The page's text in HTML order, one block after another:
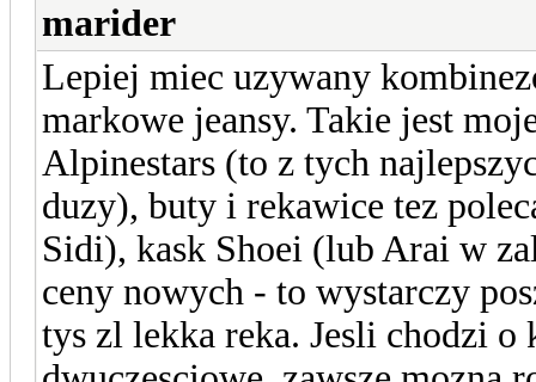
marider
Lepiej miec uzywany
markowe jeansy. Takie jest
Alpinestars (to z tych
duzy), buty i rekawice tez
Sidi), kask Shoei (lub Arai w
ceny nowych - to wystarczy
tys zl lekka reka. Jesli chodzi o